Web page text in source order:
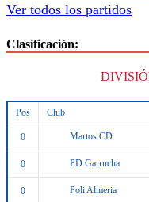
Ver todos los partidos
Clasificación:
Pos Club
0 Martos CD
0 PD Garrucha
0 Poli Almeria